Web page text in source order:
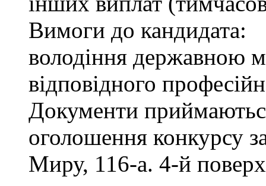
Вимоги до кандидата:
володіння державною
відповідного
Документи
оголошення конкурсу
Миру, 116-а. 4-й